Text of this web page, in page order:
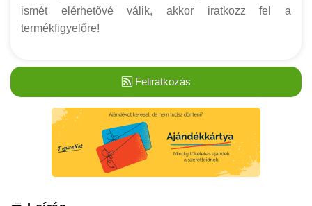
ismét elérhetővé válik, akkor iratkozz fel a
termékfigyelőre!
Feliratkozás